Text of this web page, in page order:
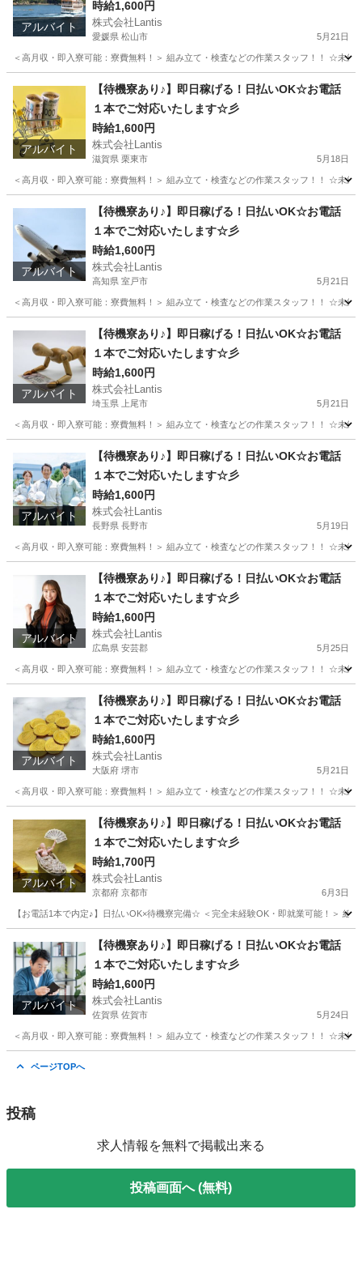
アルバイト
時給1,600円
株式会社Lantis
愛媛県 松山市 5月21日
＜高月収・即入寮可能：寮費無料！＞ 組み立て・検査などの作業スタッフ！！
工場 時給
アルバイト
【待機寮あり♪】即日稼げる！日払いOK☆お電話
１本でご対応いたします☆彡
時給1,600円
株式会社Lantis
滋賀県 栗東市 5月18日
＜高月収・即入寮可能：寮費無料！＞ 組み立て・検査などの作業スタッフ！！
工場 時給
アルバイト
【待機寮あり♪】即日稼げる！日払いOK☆お電話
１本でご対応いたします☆彡
時給1,600円
株式会社Lantis
高知県 室戸市 5月21日
＜高月収・即入寮可能：寮費無料！＞ 組み立て・検査などの作業スタッフ！！
工場 時給
アルバイト
【待機寮あり♪】即日稼げる！日払いOK☆お電話
１本でご対応いたします☆彡
時給1,600円
株式会社Lantis
埼玉県 上尾市 5月21日
＜高月収・即入寮可能：寮費無料！＞ 組み立て・検査などの作業スタッフ！！
工場 時給
アルバイト
【待機寮あり♪】即日稼げる！日払いOK☆お電話
１本でご対応いたします☆彡
時給1,600円
株式会社Lantis
長野県 長野市 5月19日
＜高月収・即入寮可能：寮費無料！＞ 組み立て・検査などの作業スタッフ！！
工場 時給
アルバイト
【待機寮あり♪】即日稼げる！日払いOK☆お電話
１本でご対応いたします☆彡
時給1,600円
株式会社Lantis
広島県 安芸郡 5月25日
＜高月収・即入寮可能：寮費無料！＞ 組み立て・検査などの作業スタッフ！！
工場 時給
アルバイト
【待機寮あり♪】即日稼げる！日払いOK☆お電話
１本でご対応いたします☆彡
時給1,600円
株式会社Lantis
大阪府 堺市 5月21日
＜高月収・即入寮可能：寮費無料！＞ 組み立て・検査などの作業スタッフ！！
工場 時給
アルバイト
【待機寮あり♪】即日稼げる！日払いOK☆お電話
１本でご対応いたします☆彡
時給1,700円
株式会社Lantis
京都府 京都市 6月3日
【お電話1本で内定♪】日払いOK×待機寮完備☆ ＜完全未経験OK・即就業可能！＞
工場 時給
アルバイト
【待機寮あり♪】即日稼げる！日払いOK☆お電話
１本でご対応いたします☆彡
時給1,600円
株式会社Lantis
佐賀県 佐賀市 5月24日
＜高月収・即入寮可能：寮費無料！＞ 組み立て・検査などの作業スタッフ！！
ページTOPへ
投稿
求人情報を無料で掲載出来る
投稿画面へ (無料)